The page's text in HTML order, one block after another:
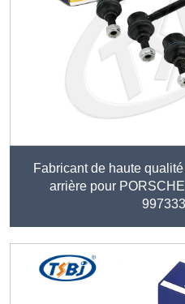
Fabricant de haute
arrière pour